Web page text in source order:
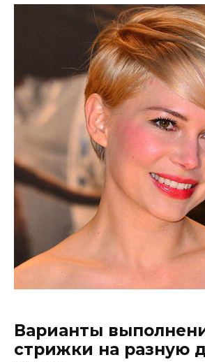
Варианты
стрижки на разную